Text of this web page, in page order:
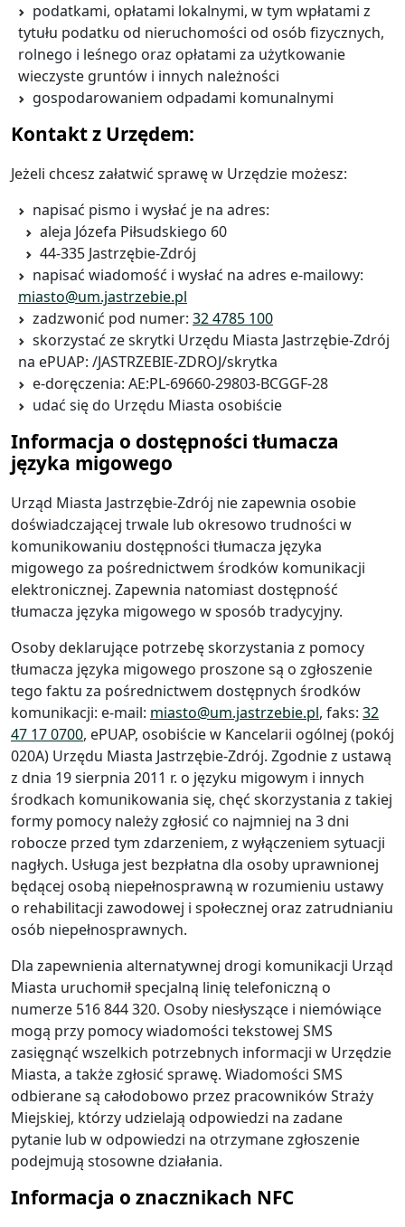
podatkami, opłatami lokalnymi, w tym wpłatami z
tytułu podatku od nieruchomości od osób fizycznych,
rolnego i leśnego oraz opłatami za użytkowanie
wieczyste gruntów i innych należności
gospodarowaniem odpadami komunalnymi
Kontakt z Urzędem:
Jeżeli chcesz załatwić sprawę w Urzędzie możesz:
napisać pismo i wysłać je na adres:
aleja Józefa Piłsudskiego 60
44-335 Jastrzębie-Zdrój
napisać wiadomość i wysłać na adres e-mailowy:
miasto@um.jastrzebie.pl
zadzwonić pod numer: 32 4785 100
skorzystać ze skrytki Urzędu Miasta Jastrzębie-Zdrój
na ePUAP: /JASTRZEBIE-ZDROJ/skrytka
e-doręczenia: AE:PL-69660-29803-BCGGF-28
udać się do Urzędu Miasta osobiście
Informacja o dostępności tłumacza
języka migowego
Urząd Miasta Jastrzębie-Zdrój nie zapewnia osobie
doświadczającej trwale lub okresowo trudności w
komunikowaniu dostępności tłumacza języka
migowego za pośrednictwem środków komunikacji
elektronicznej. Zapewnia natomiast dostępność
tłumacza języka migowego w sposób tradycyjny.
Osoby deklarujące potrzebę skorzystania z pomocy
tłumacza języka migowego proszone są o zgłoszenie
tego faktu za pośrednictwem dostępnych środków
komunikacji: e-mail: miasto@um.jastrzebie.pl, faks: 32
47 17 0700, ePUAP, osobiście w Kancelarii ogólnej (pokój
020A) Urzędu Miasta Jastrzębie-Zdrój. Zgodnie z ustawą
z dnia 19 sierpnia 2011 r. o języku migowym i innych
środkach komunikowania się, chęć skorzystania z takiej
formy pomocy należy zgłosić co najmniej na 3 dni
robocze przed tym zdarzeniem, z wyłączeniem sytuacji
nagłych. Usługa jest bezpłatna dla osoby uprawnionej
będącej osobą niepełnosprawną w rozumieniu ustawy
o rehabilitacji zawodowej i społecznej oraz zatrudnianiu
osób niepełnosprawnych.
Dla zapewnienia alternatywnej drogi komunikacji Urząd
Miasta uruchomił specjalną linię telefoniczną o
numerze 516 844 320. Osoby niesłyszące i niemówiące
mogą przy pomocy wiadomości tekstowej SMS
zasięgnąć wszelkich potrzebnych informacji w Urzędzie
Miasta, a także zgłosić sprawę. Wiadomości SMS
odbierane są całodobowo przez pracowników Straży
Miejskiej, którzy udzielają odpowiedzi na zadane
pytanie lub w odpowiedzi na otrzymane zgłoszenie
podejmują stosowne działania.
Informacja o znacznikach NFC